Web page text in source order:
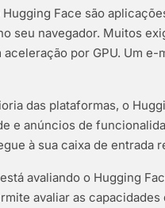
Face são
seu navegador. Muitos
por GPU. Um e-
das plataformas, o
e anúncios de
à sua caixa de entrada
avaliando o Hugging
avaliar as capacidades